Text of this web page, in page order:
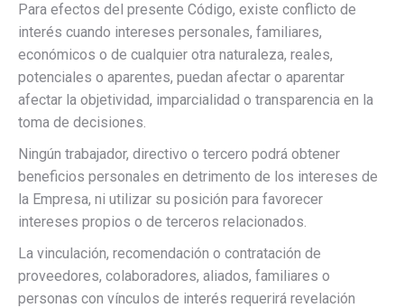
Para efectos del presente Código, existe conflicto de
interés cuando intereses personales, familiares,
económicos o de cualquier otra naturaleza, reales,
potenciales o aparentes, puedan afectar o aparentar
afectar la objetividad, imparcialidad o transparencia en la
toma de decisiones.
Ningún trabajador, directivo o tercero podrá obtener
beneficios personales en detrimento de los intereses de
la Empresa, ni utilizar su posición para favorecer
intereses propios o de terceros relacionados.
La vinculación, recomendación o contratación de
proveedores, colaboradores, aliados, familiares o
personas con vínculos de interés requerirá revelación